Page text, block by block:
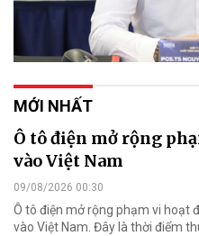
MỚI NHẤT
Ô tô điện mở rộng
vào Việt Nam
09/08/2026 00:30
Ô tô điện mở rộng phạm vi hoạt
vào Việt Nam. Đây là thời điểm